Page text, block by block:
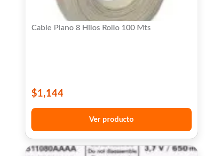
Cable Plano 8 Hilos Rollo 100 Mts
$1,144
Ver producto